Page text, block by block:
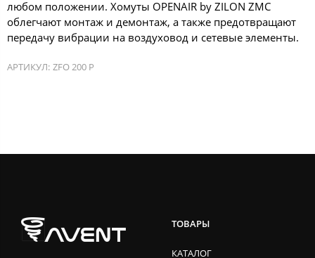
любом положении. Хомуты OPENAIR by ZILON ZMC
облегчают монтаж и демонтаж, а также предотвращают
передачу вибрации на воздуховод и сетевые элементы.
АРТИКУЛ: ZFO 200 P
ТОВАРЫ
КАТАЛОГ